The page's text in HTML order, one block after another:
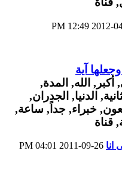
12:49 PM
آية
انا
04:01 PM